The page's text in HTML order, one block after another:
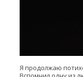
Я продолжаю